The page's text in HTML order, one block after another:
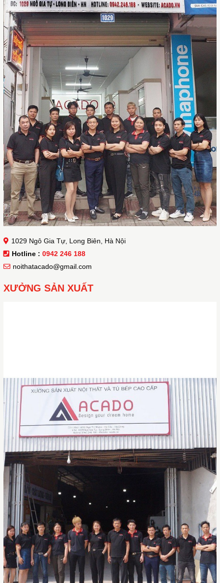
1029 Ngô Gia Tự, Long Biên, Hà Nội
Hotline : 0942 246 188
noithatacado@gmail.com
XƯỞNG SẢN XUẤT